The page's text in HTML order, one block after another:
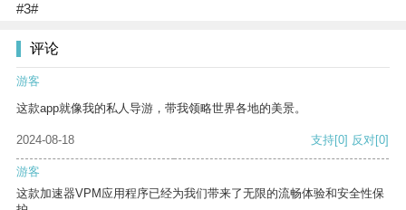
#3#
评论
游客
这款app就像我的私人导游，带我领略世界各地的美景。
2024-08-18 支持[0] 反对[0]
游客
这款加速器VPM应用程序已经为我们带来了无限的流畅体验和安全性保